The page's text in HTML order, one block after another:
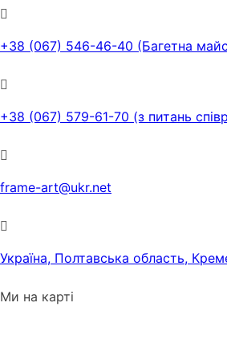
+38 (067) 546-46-40 (Багетна
+38 (067) 579-61-70 (з питань
frame-art@ukr.net
Україна, Полтавська область,
Ми на карті